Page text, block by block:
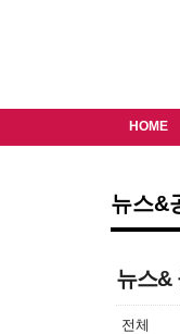
HOME
뉴스&
뉴스&
전체